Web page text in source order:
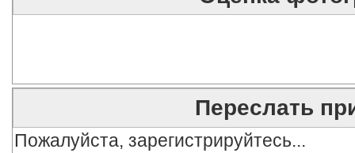
Переслать
Пожалуйста, зарегистрируйтесь...